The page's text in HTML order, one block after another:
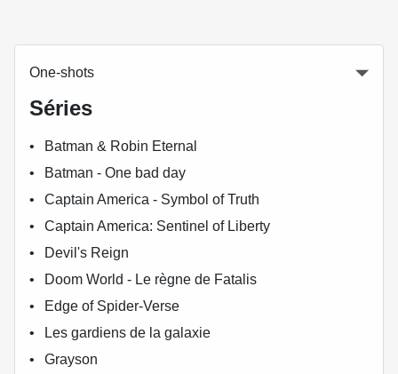
One-shots
Séries
Batman & Robin Eternal
Batman - One bad day
Captain America - Symbol of Truth
Captain America: Sentinel of Liberty
Devil's Reign
Doom World - Le règne de Fatalis
Edge of Spider-Verse
Les gardiens de la galaxie
Grayson